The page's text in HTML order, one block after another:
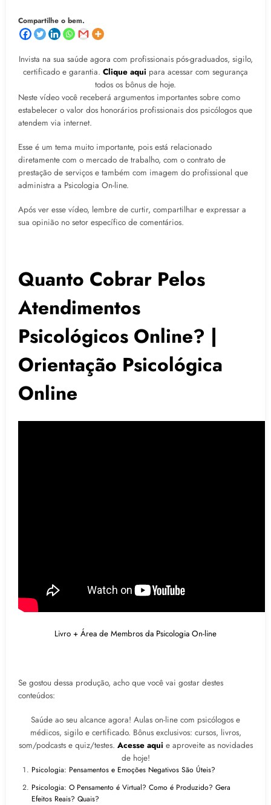
Compartilhe o bem.
Invista na sua saúde agora com profissionais pós-graduados, sigilo,
certificado e garantia. Clique aqui para acessar com segurança
todos os bônus de hoje.
Neste vídeo você receberá argumentos importantes sobre como
estabelecer o valor dos honorários profissionais dos psicólogos que
atendem via internet.
Esse é um tema muito importante, pois está relacionado
diretamente com o mercado de trabalho, com o contrato de
prestação de serviços e também com imagem do profissional que
administra a Psicologia On-line.
Após ver esse vídeo, lembre de curtir, compartilhar e expressar a
sua opinião no setor específico de comentários.
Quanto Cobrar Pelos
Atendimentos
Psicológicos Online? |
Orientação Psicológica
Online
Livro + Área de Membros da Psicologia On-line
Se gostou dessa produção, acho que você vai gostar destes
conteúdos:
Saúde ao seu alcance agora! Aulas on-line com psicólogos e
médicos, sigilo e certificado. Bônus exclusivos: cursos, livros,
som/podcasts e quiz/testes. Acesse aqui e aproveite as novidades
de hoje!
Psicologia: Pensamentos e Emoções Negativos São Úteis?
Psicologia: O Pensamento é Virtual? Como é Produzido? Gera
Efeitos Reais? Quais?